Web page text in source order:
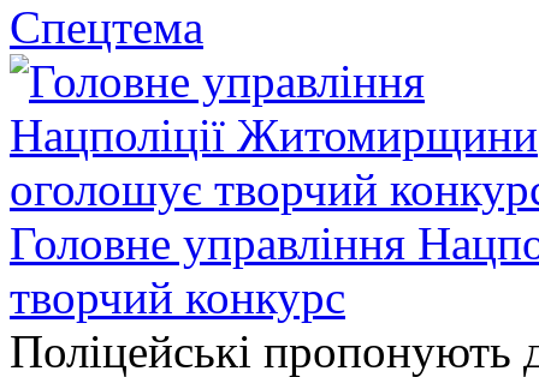
Спецтема
Головне управління
творчий конкурс
Поліцейські пропонують